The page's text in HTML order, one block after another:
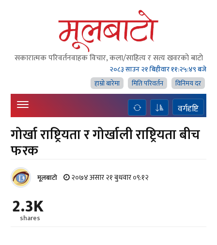
सकारात्मक परिवर्तनवाहक विचार, कला/साहित्य र सत्य खवरको बाटाे
२०८३ साउन २१ बिहीवार११:२५:५० बजे
हाम्राे बारेमा
मिति परिवर्तन विनिमय दर
वर्गदृष्टि
गोर्खा राष्ट्रियता र गोर्खाली राष्ट्रियता बीच
फरक
मूलबाटाे २०७४ असार २१ बुधवार ०९:१२
2.3K
shares